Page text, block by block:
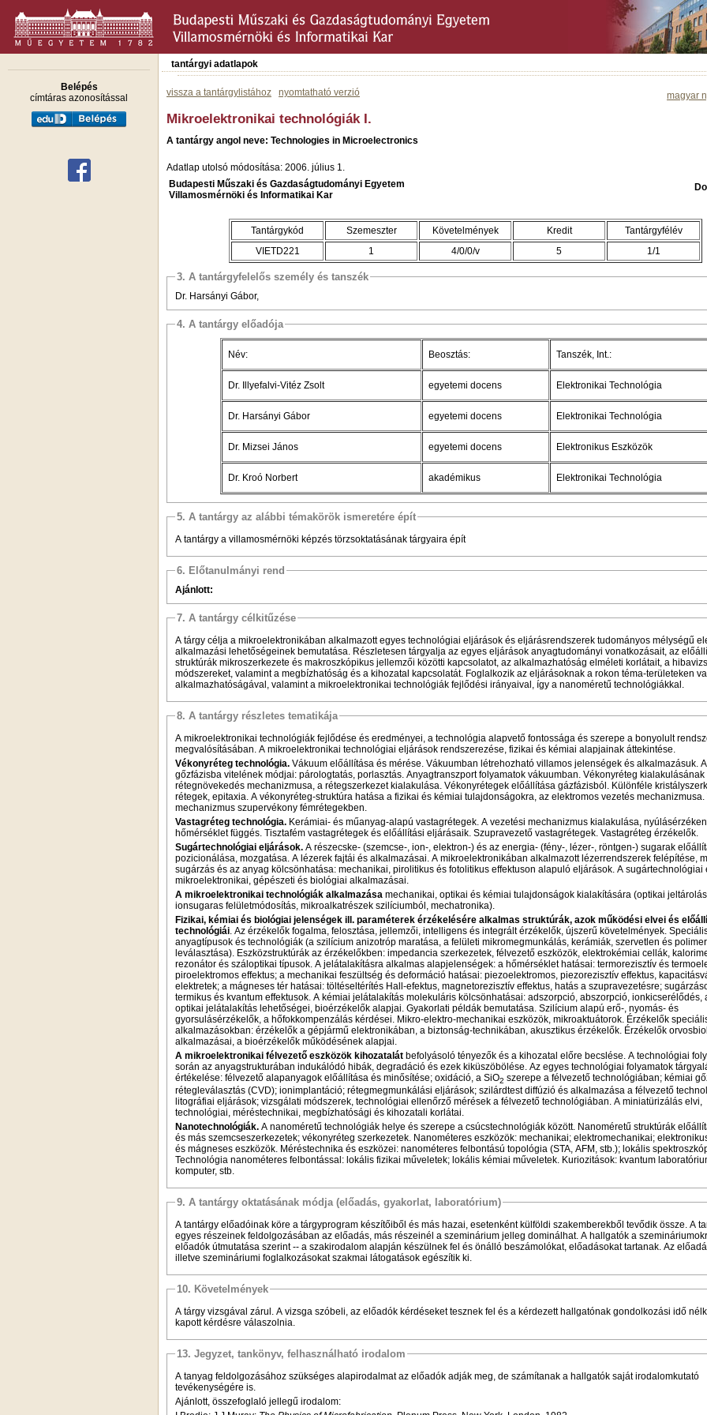
Belépés
címtáras azonosítással
tantárgyi adatlapok
magyar
vissza a tantárgylistához nyomtatható verzió
Mikroelektronikai technológiák I.
A tantárgy angol neve: Technologies in Microelectronics
Adatlap utolsó módosítása: 2006. július 1.
Budapesti Műszaki és Gazdaságtudományi Egyetem
Villamosmérnöki és Informatikai Kar
Tantárgykód Szemeszter Követelmények Kredit
Tantárgyfélév
VIETD221
1 4/0/0/v 5 1/1
3. A tantárgyfelelős személy és tanszék
Dr. Harsányi Gábor,
4. A tantárgy előadója
Név: Beosztás: Tanszék, Int.:
Dr. Illyefalvi-Vitéz Zsolt egyetemi docens Elektronikai Technológia
Dr. Harsányi Gábor egyetemi docens Elektronikai Technológia
Dr. Mizsei János egyetemi docens Elektronikus Eszközök
Dr. Kroó Norbert akadémikus Elektronikai Technológia
5. A tantárgy az alábbi témakörök ismeretére épít
A tantárgy a villamosmérnöki képzés törzsoktatásának tárgyaira épít
6. Előtanulmányi rend
Ajánlott:
7. A tantárgy célkitűzése
A tárgy célja a mikroelektronikában alkalmazott egyes technológiai eljárások és eljárásrendszerek tudományos mélységű
alkalmazási lehetőségeinek bemutatása. Részletesen tárgyalja az egyes eljárások anyagtudományi vonatkozásait, az
struktúrák mikroszerkezete és makroszkópikus jellemzői közötti kapcsolatot, az alkalmazhatóság elméleti korlátait, a
módszereket, valamint a megbízhatóság és a kihozatal kapcsolatát. Foglalkozik az eljárásoknak a rokon téma-területeken
alkalmazhatóságával, valamint a mikroelektronikai technológiák fejlődési irányaival, így a nanoméretű technológiákkal.
8. A tantárgy részletes tematikája
A mikroelektronikai technológiák fejlődése és eredményei, a technológia alapvető fontossága és szerepe a bonyolult
megvalósításában. A mikroelektronikai technológiai eljárások rendszerezése, fizikai és kémiai alapjainak áttekintése.
Vékonyréteg technológia. Vákuum előállítása és mérése. Vákuumban létrehozható villamos jelenségek és alkalmazásuk.
gőzfázisba vitelének módjai: párologtatás, porlasztás. Anyagtranszport folyamatok vákuumban. Vékonyréteg kialakulásának
rétegnövekedés mechanizmusa, a rétegszerkezet kialakulása. Vékonyrétegek előállítása gázfázisból. Különféle
rétegek, epitaxia. A vékonyréteg-struktúra hatása a fizikai és kémiai tulajdonságokra, az elektromos vezetés mechanizmusa.
mechanizmus szupervékony fémrétegekben.
Vastagréteg technológia. Kerámiai- és műanyag-alapú vastagrétegek. A vezetési mechanizmus kialakulása,
hőmérséklet függés. Tisztafém vastagrétegek és előállítási eljárásaik. Szupravezető vastagrétegek. Vastagréteg érzékelők.
Sugártechnológiai eljárások. A részecske- (szemcse-, ion-, elektron-) és az energia- (fény-, lézer-, röntgen-) sugarak
pozicionálása, mozgatása. A lézerek fajtái és alkalmazásai. A mikroelektronikában alkalmazott lézerrendszerek felépítése,
sugárzás és az anyag kölcsönhatása: mechanikai, pirolitikus és fotolitikus effektuson alapuló eljárások. A sugártechnológiai
mikroelektronikai, gépészeti és biológiai alkalmazásai.
A mikroelektronikai technológiák alkalmazása mechanikai, optikai és kémiai tulajdonságok kialakítására (optikai
ionsugaras felületmódosítás, mikroalkatrészek szilíciumból, mechatronika).
Fizikai, kémiai és biológiai jelenségek ill. paraméterek érzékelésére alkalmas struktúrák, azok működési elvei és
technológiái. Az érzékelők fogalma, felosztása, jellemzői, intelligens és integrált érzékelők, újszerű követelmények.
anyagtípusok és technológiák (a szilícium anizotróp maratása, a felületi mikromegmunkálás, kerámiák, szervetlen és
leválasztása). Eszközstruktúrák az érzékelőkben: impedancia szerkezetek, félvezető eszközök, elektrokémiai cellák,
rezonátor és száloptikai típusok. A jelátalakításra alkalmas alapjelenségek: a hőmérséklet hatásai: termorezisztív és
piroelektromos effektus; a mechanikai feszültség és deformáció hatásai: piezoelektromos, piezorezisztív effektus,
elektretek; a mágneses tér hatásai: töltéseltérítés Hall-efektus, magnetorezisztív effektus, hatás a szupravezetésre;
termikus és kvantum effektusok. A kémiai jelátalakítás molekuláris kölcsönhatásai: adszorpció, abszorpció, ionkicserélődés,
optikai jelátalakítás lehetőségei, bioérzékelők alapjai. Gyakorlati példák bemutatása. Szilícium alapú erő-, nyomás- és
gyorsulásérzékelők, a hőfokkompenzálás kérdései. Mikro-elektro-mechanikai eszközök, mikroaktuátorok. Érzékelők
alkalmazásokban: érzékelők a gépjármű elektronikában, a biztonság-technikában, akusztikus érzékelők. Érzékelők
alkalmazásai, a bioérzékelők működésének alapjai.
A mikroelektronikai félvezető eszközök kihozatalát befolyásoló tényezők és a kihozatal előre becslése. A technológiai
során az anyagstrukturában indukálódó hibák, degradáció és ezek kiküszöbölése. Az egyes technológiai folyamatok
értékelése: félvezető alapanyagok előállítása és minősítése; oxidáció, a SiO2 szerepe a félvezető technológiában; kémiai
rétegleválasztás (CVD); ionimplantáció; rétegmegmunkálási eljárások; szilárdtest diffúzió és alkalmazása a félvezető
litográfiai eljárások; vizsgálati módszerek, technológiai ellenőrző mérések a félvezető technológiában. A miniatürizálás elvi,
technológiai, méréstechnikai, megbízhatósági és kihozatali korlátai.
Nanotechnológiák. A nanoméretű technológiák helye és szerepe a csúcstechnológiák között. Nanoméretű struktúrák
és más szemcseszerkezetek; vékonyréteg szerkezetek. Nanométeres eszközök: mechanikai; elektromechanikai;
és mágneses eszközök. Méréstechnika és eszközei: nanométeres felbontású topológia (STA, AFM, stb.); lokális
Technológia nanométeres felbontással: lokális fizikai műveletek; lokális kémiai műveletek. Kuriozitások: kvantum
komputer, stb.
9. A tantárgy oktatásának módja (előadás, gyakorlat, laboratórium)
A tantárgy előadóinak köre a tárgyprogram készítőiből és más hazai, esetenként külföldi szakemberekből tevődik össze. A
egyes részeinek feldolgozásában az előadás, más részeinél a szeminárium jelleg dominálhat. A hallgatók a
előadók útmutatása szerint -- a szakirodalom alapján készülnek fel és önálló beszámolókat, előadásokat tartanak. Az
illetve szemináriumi foglalkozásokat szakmai látogatások egészítik ki.
10. Követelmények
A tárgy vizsgával zárul. A vizsga szóbeli, az előadók kérdéseket tesznek fel és a kérdezett hallgatónak gondolkozási idő
kapott kérdésre válaszolnia.
13. Jegyzet, tankönyv, felhasználható irodalom
A tanyag feldolgozásához szükséges alapirodalmat az előadók adják meg, de számítanak a hallgatók saját irodalomkutató
tevékenységére is.
Ajánlott, összefoglaló jellegű irodalom: